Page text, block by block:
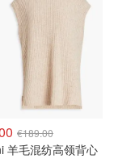
€189.00
羊毛混纺高领背心